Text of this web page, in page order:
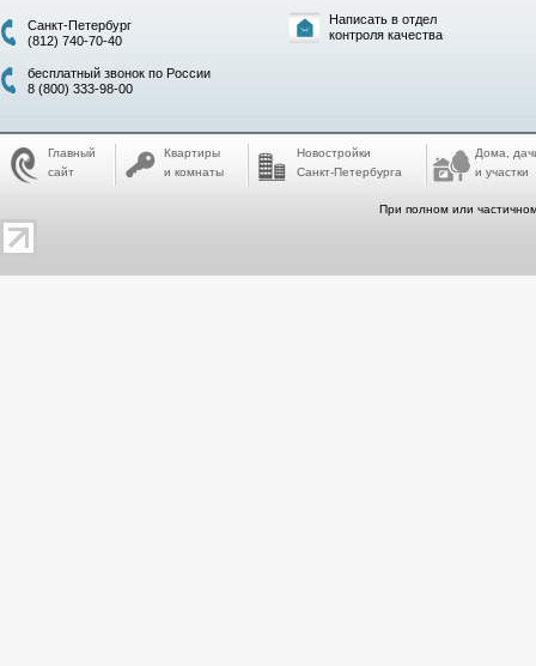
Санкт-Петербург
(812) 740-70-40
бесплатный звонок по России
8 (800) 333-98-00
Написать в отдел
контроля качества
Главный
сайт
Квартиры
и комнаты
Новостройки
Санкт-Петербурга
Дома,
и участки
При полном или